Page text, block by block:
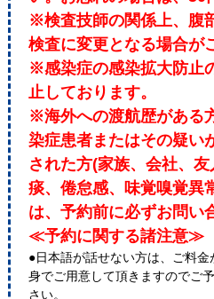
※検査技師の関係上、腹
検査に変更となる場合が
※感染症の感染拡大防止
止しております。
※海外への渡航歴がある
染症患者またはその疑い
された方(家族、会社、友
痰、倦怠感、味覚嗅覚異
は、予約前に必ずお問い
≪予約に関する諸注意≫
●日本語が話せない方は、ご料
身でご用意して頂きますのでご
さい。